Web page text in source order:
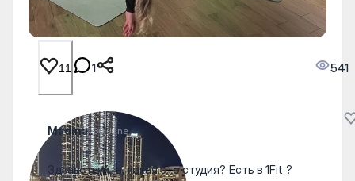
11 1 541
Madina..30 June
Здравствуйте, какая это студия? Есть в 1Fit ?